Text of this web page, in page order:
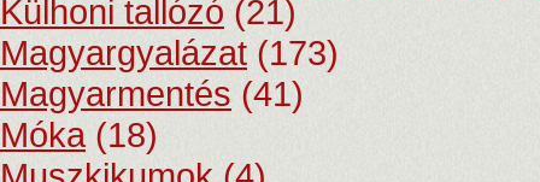
Külhoni tallózó (21)
Magyargyalázat (173)
Magyarmentés (41)
Móka(18)